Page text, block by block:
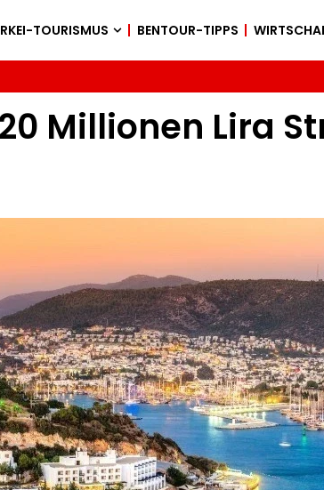
TOURISMUS BENTOUR-TIPPS
Millionen Lira